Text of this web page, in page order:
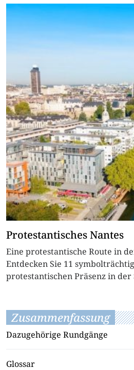
Protestantisches Nantes
Eine protestantische Route in
Entdecken Sie 11
protestantischen Präsenz in der
Zusammenfassung
Dazugehörige Rundgänge
Glossar